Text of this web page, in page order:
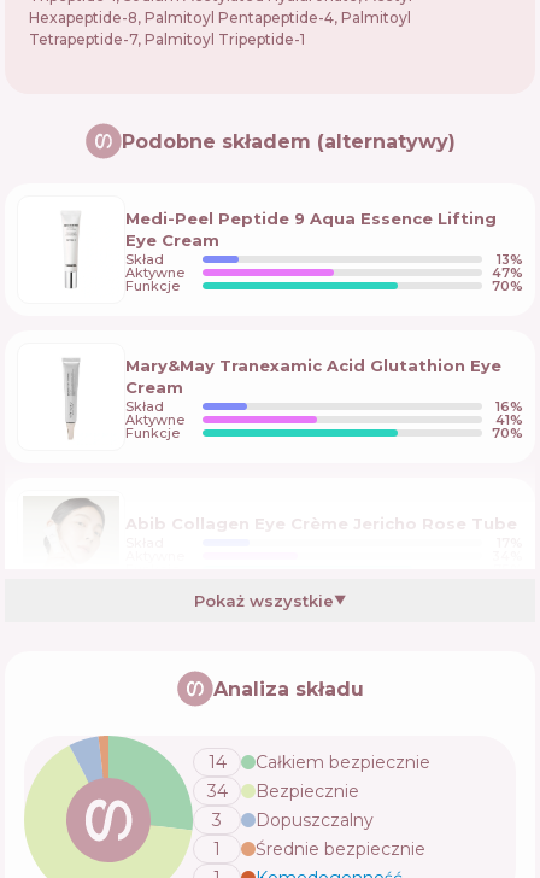
Hexapeptide-8, Palmitoyl Pentapeptide-4, Palmitoyl
Tetrapeptide-7, Palmitoyl Tripeptide-1
Podobne składem (alternatywy)
Medi-Peel Peptide 9 Aqua Essence Lifting
Eye Cream
Skład 13%
Aktywne 47%
Funkcje 70%
Mary&May Tranexamic Acid Glutathion Eye
Cream
Skład 16%
Aktywne 41%
Funkcje 70%
Abib Collagen Eye Crème Jericho Rose Tube
CUSKIN Retinol Activator For Eye 0.1%
Aktywne
Medi Peel Peptide 9 Hyaluronic Volumy Eye
Cream
Skład
Aktywne
Funkcje
Pokaż wszystkie▼
Analiza składu
14
Całkiem bezpiecznie
34
Bezpiecznie
3
Dopuszczalny
1
Średnie bezpiecznie